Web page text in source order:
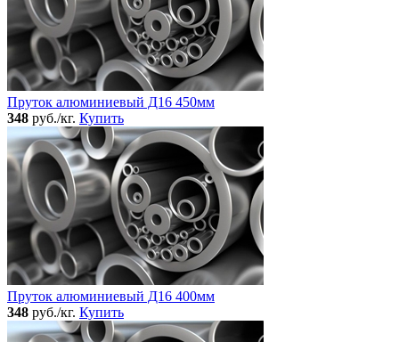
Пруток алюминиевый Д16 450мм
348 руб./кг. Купить
Пруток алюминиевый Д16 400мм
348 руб./кг. Купить